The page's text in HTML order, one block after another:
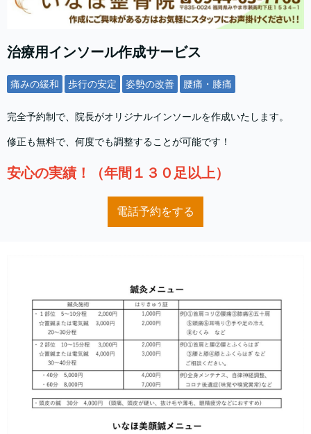
治療用インソール作成サービス
痛みの緩和 歩行の安定 姿勢の改善 腰痛・膝痛
完全予約制で、院長がオリジナルインソールを作成いたします。
修正も無料で、何度でも調整することが可能です！
安心の実績！（年間１３０足以上）
電話予約をする